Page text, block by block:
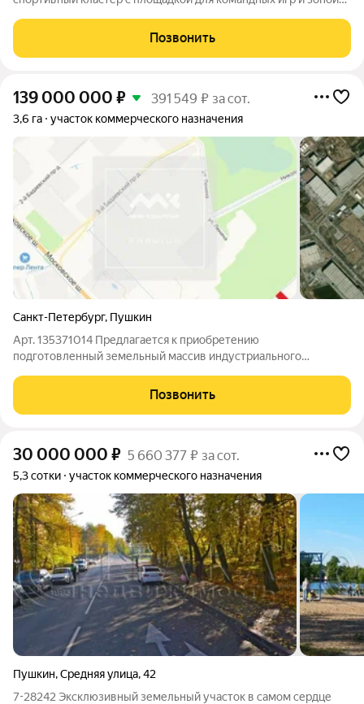
и гармонично вписывается в концепцию проекта. Также на
территории очереди
Позвонить
139 000 000 ₽ 391 549 ₽ за сот.
3,6 га участок коммерческого назначения
Санкт-Петербург, Пушкин
Арт. 135371014 Предлагается к приобретению
подготовленный земельный массив индустриального
логистического кластера Шушары одной из ключевых зон
концентрации складской и производственной
Позвонить
30 000 000 ₽ 5 660 377 ₽ за сот.
5,3 сотки участок коммерческого назначения
Пушкин,Средняя улица,42
7-28242 Эксклюзивный земельный участок в самом сердце